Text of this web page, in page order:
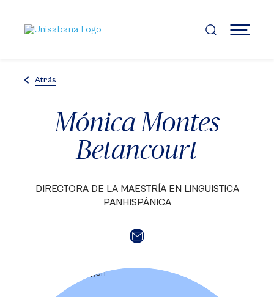
contenido
principal
MENÚ
Atrás
Mónica Montes
Betancourt
DIRECTORA DE LA MAESTRÍA EN LINGUISTICA
PANHISPÁNICA